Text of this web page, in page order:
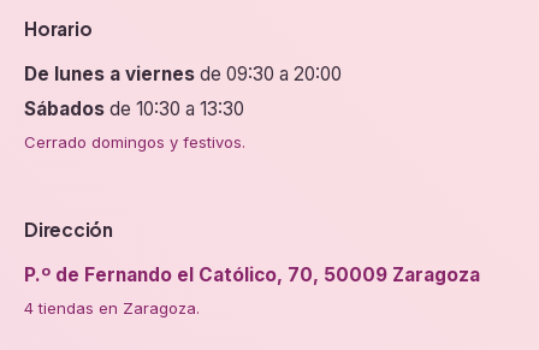
Horario
De lunes a viernes de 09:30 a 20:00
Sábados de 10:30 a 13:30
Cerrado domingos y festivos.
Dirección
P.º de Fernando el Católico, 70, 50009 Zaragoza
4 tiendas en Zaragoza.